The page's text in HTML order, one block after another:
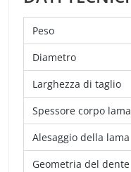
Peso
Diametro
Larghezza di taglio
Spessore corpo lama
Alesaggio della lama
Geometria del dente